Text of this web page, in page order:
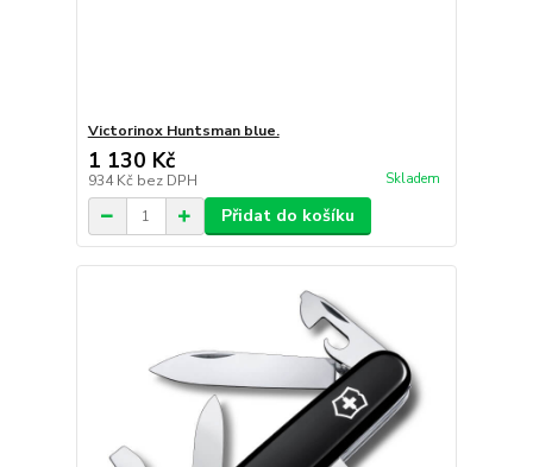
Victorinox Huntsman blue.
1 130 Kč
934 Kč bez DPH Skladem
Přidat do košíku